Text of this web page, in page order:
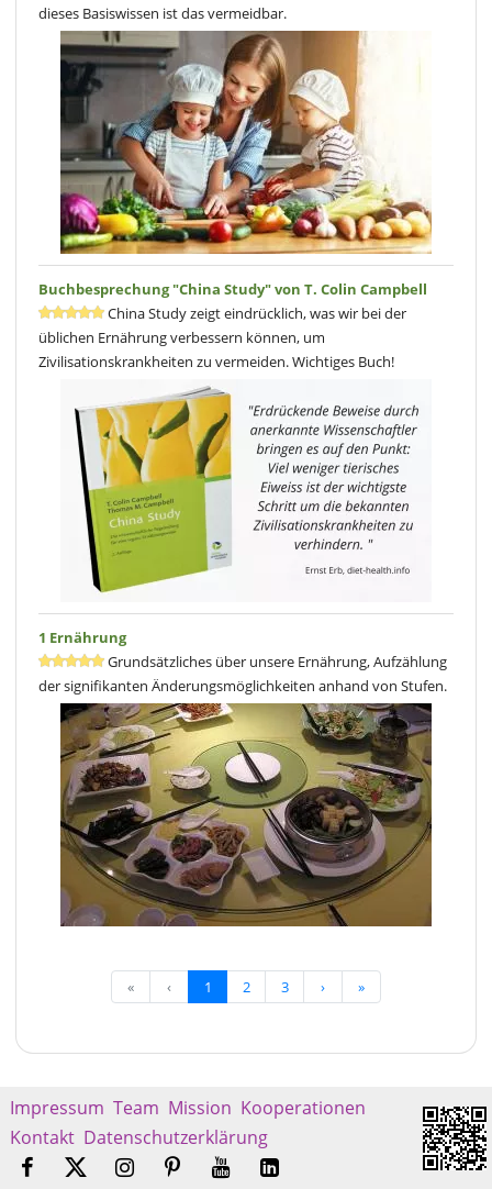
dieses Basiswissen ist das vermeidbar.
Buchbesprechung "China Study" von T. Colin Campbell
China Study zeigt eindrücklich, was wir bei der
üblichen Ernährung verbessern können, um
Zivilisationskrankheiten zu vermeiden. Wichtiges Buch!
1 Ernährung
Grundsätzliches über unsere Ernährung, Aufzählung
der signifikanten Änderungsmöglichkeiten anhand von Stufen.
« ‹ 1 2 3 › »
Impressum Team Mission Kooperationen
Kontakt Datenschutzerklärung